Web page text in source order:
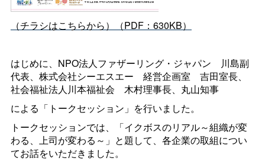
（チラシはこちらから）（PDF：630KB）
はじめに、NPO法人ファザーリング・ジャパン 川島副
代表、株式会社シーエスエー 経営企画室 吉田室長、
社会福祉法人川本福祉会 木村理事長、丸山知事
による「トークセッション」を行いました。
トークセッションでは、「イクボスのリアル～組織が変
わる、上司が変わる～」と題して、各企業の取組につい
てお話をいただきました。